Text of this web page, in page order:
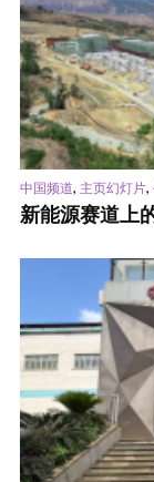
中国频道, 主页幻灯片,
新能源赛道上